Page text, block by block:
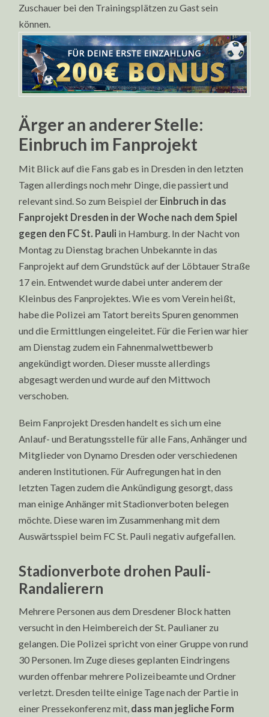
Zuschauer bei den Trainingsplätzen zu Gast sein
können.
Ärger an anderer Stelle:
Einbruch im Fanprojekt
Mit Blick auf die Fans gab es in Dresden in den letzten
Tagen allerdings noch mehr Dinge, die passiert und
relevant sind. So zum Beispiel der Einbruch in das
Fanprojekt Dresden in der Woche nach dem Spiel
gegen den FC St. Pauli in Hamburg. In der Nacht von
Montag zu Dienstag brachen Unbekannte in das
Fanprojekt auf dem Grundstück auf der Löbtauer Straße
17 ein. Entwendet wurde dabei unter anderem der
Kleinbus des Fanprojektes. Wie es vom Verein heißt,
habe die Polizei am Tatort bereits Spuren genommen
und die Ermittlungen eingeleitet. Für die Ferien war hier
am Dienstag zudem ein Fahnenmalwettbewerb
angekündigt worden. Dieser musste allerdings
abgesagt werden und wurde auf den Mittwoch
verschoben.
Beim Fanprojekt Dresden handelt es sich um eine
Anlauf- und Beratungsstelle für alle Fans, Anhänger und
Mitglieder von Dynamo Dresden oder verschiedenen
anderen Institutionen. Für Aufregungen hat in den
letzten Tagen zudem die Ankündigung gesorgt, dass
man einige Anhänger mit Stadionverboten belegen
möchte. Diese waren im Zusammenhang mit dem
Auswärtsspiel beim FC St. Pauli negativ aufgefallen.
Stadionverbote drohen Pauli-
Randalierern
Mehrere Personen aus dem Dresdener Block hatten
versucht in den Heimbereich der St. Paulianer zu
gelangen. Die Polizei spricht von einer Gruppe von rund
30 Personen. Im Zuge dieses geplanten Eindringens
wurden offenbar mehrere Polizeibeamte und Ordner
verletzt. Dresden teilte einige Tage nach der Partie in
einer Pressekonferenz mit, dass man jegliche Form